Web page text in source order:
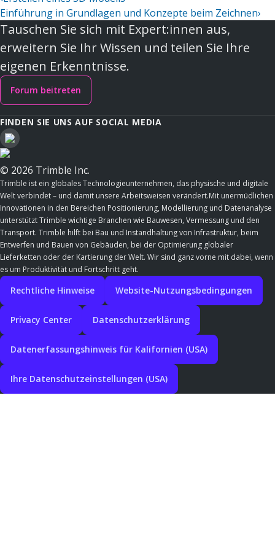
Einführung in Grundlagen und Konzepte beim Zeichnen›
Tauschen Sie sich mit Expert:innen aus,
erweitern Sie Ihr Wissen und teilen Sie Ihre
eigenen Erkenntnisse.
Forum beitreten
FINDEN SIE UNS AUF SOCIAL MEDIA
© 2026 Trimble Inc.
Trimble ist ein globales Technologieunternehmen, das physische und digitale
Welt verbindet – und damit unsere Arbeitsweisen verändert.Mit unermüdlichen
Innovationen in den Bereichen Positionierung, Modellierung und Datenanalyse
unterstützt Trimble wichtige Branchen wie Bauwesen, Vermessung und den
Transport. Trimble hilft bei Bau und Instandhaltung von Infrastruktur, beim
Entwerfen und Bauen von Gebäuden, bei der Optimierung globaler
Lieferketten oder der Kartierung der Welt. Wir sind ganz vorne mit dabei, wenn
es um Produktivität und Fortschritt geht.
Rechtliche Hinweise Website-Nutzungsbedingungen
Privacy Center Datenschutzerklärung
Datenerfassungshinweis für Kalifornien (USA)
Ihre Datenschutzeinstellungen (USA)